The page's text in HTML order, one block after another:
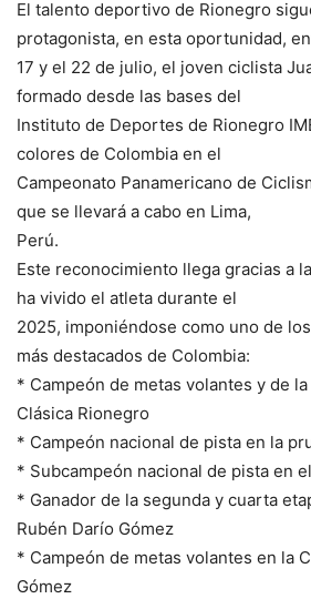
El talento deportivo de Rionegro
protagonista, en esta oportunidad,
17 y el 22 de julio, el joven ciclista
formado desde las bases del
Instituto de Deportes de Rionegro
colores de Colombia en el
Campeonato Panamericano de
que se llevará a cabo en Lima,
Perú.
Este reconocimiento llega gracias a
ha vivido el atleta durante el
2025, imponiéndose como uno de
más destacados de Colombia:
* Campeón de metas volantes y de
Clásica Rionegro
* Campeón nacional de pista en la
* Subcampeón nacional de pista en
* Ganador de la segunda y cuarta
Rubén Darío Gómez
* Campeón de metas volantes en la
Gómez